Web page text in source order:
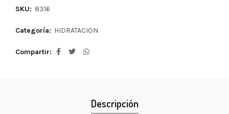
SKU: 8316
Categoría: HIDRATACION
Compartir
Descripción